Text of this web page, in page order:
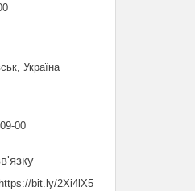
Україна
00
https://bit.ly/2Xi4lX5